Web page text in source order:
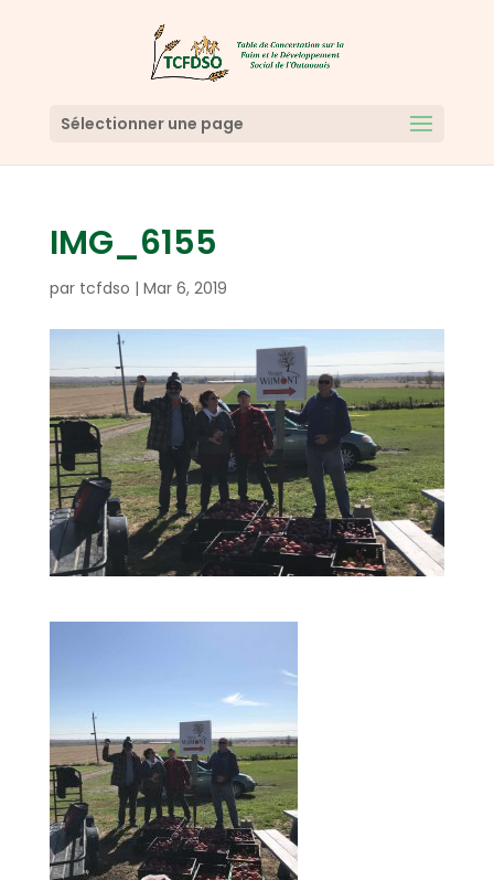
Sélectionner une page
IMG_6155
par tcfdso | Mar 6, 2019